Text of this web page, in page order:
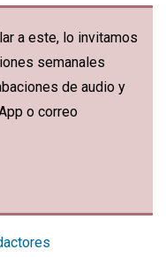
a este, lo invitamos
semanales
de audio y
o correo